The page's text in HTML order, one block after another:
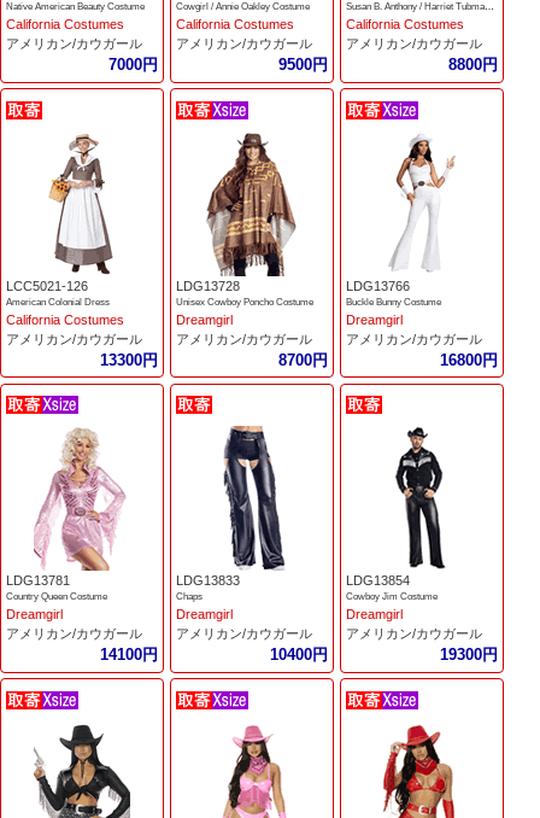
Native American Beauty Costume
California Costumes
アメリカン/カウガール
7000円
Cowgirl / Annie Oakley Costume
California Costumes
アメリカン/カウガール
9500円
Susan B. Anthony / Harriet Tubman Costume
California Costumes
アメリカン/カウガール
8800円
LCC5021-126
American Colonial Dress
California Costumes
アメリカン/カウガール
13300円
LDG13728
Unisex Cowboy Poncho Costume
Dreamgirl
アメリカン/カウガール
8700円
LDG13766
Buckle Bunny Costume
Dreamgirl
アメリカン/カウガール
16800円
LDG13781
Country Queen Costume
Dreamgirl
アメリカン/カウガール
14100円
LDG13833
Chaps
Dreamgirl
アメリカン/カウガール
10400円
LDG13854
Cowboy Jim Costume
Dreamgirl
アメリカン/カウガール
19300円